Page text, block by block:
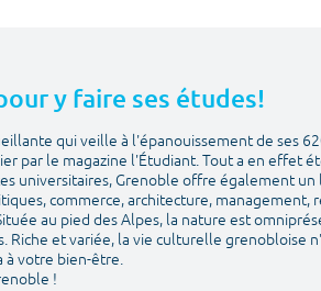
y faire ses études!
qui veille à l'épanouissement de ses
par le magazine l'Étudiant. Tout a en effet
universitaires, Grenoble offre également
commerce, architecture,
au pied des Alpes, la nature est
Riche et variée, la vie culturelle grenobloise
à votre bien-être.
!